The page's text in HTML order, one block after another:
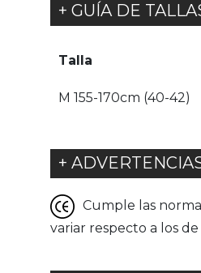
+ GUÍA DE
Talla
M 155-170cm (40-42)
+
Cumple las
variar respecto a los